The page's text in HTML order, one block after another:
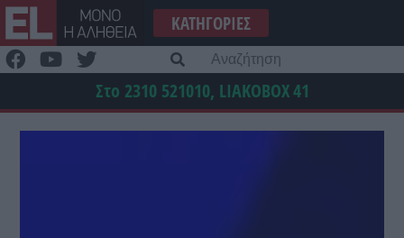
Μετάβαση
στο
περιεχόμενο
ΚΑΤΗΓΟΡΊΕΣ
Στο 2310 521010, LIAKOBOX41